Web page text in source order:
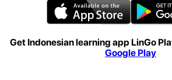
Get Indonesian learning app LinGo
Google Play